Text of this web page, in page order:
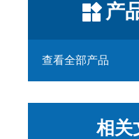
产
查看全部产品
相关